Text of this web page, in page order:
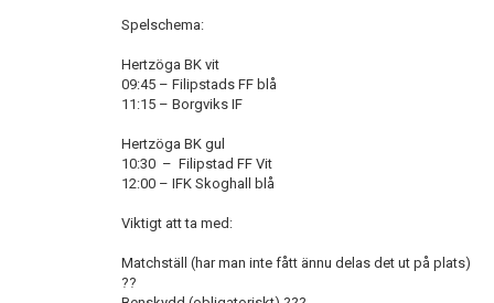
Spelschema:
Hertzöga BK vit
09:45 – Filipstads FF blå
11:15 – Borgviks IF
Hertzöga BK gul
10:30 – Filipstad FF Vit
12:00 – IFK Skoghall blå
Viktigt att ta med:
Matchställ (har man inte fått ännu delas det ut på plats)
??